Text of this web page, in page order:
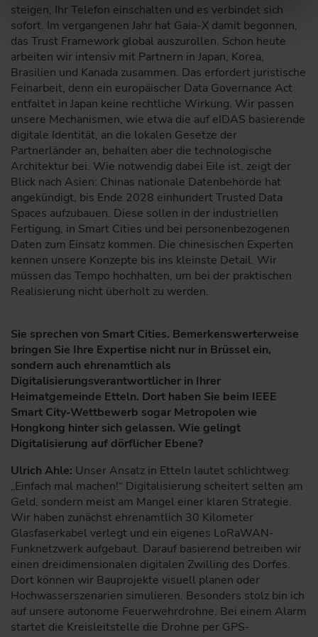
steigen, Ihr Telefon einschalten und es verbindet sich
sofort. Im vergangenen Jahr hat Gaia-X damit begonnen,
das Trust Framework global auszurollen. Schon heute
arbeiten wir intensiv mit Partnern in Japan, Korea,
Brasilien und Kanada zusammen. Das erfordert juristische
Feinarbeit, denn ein europäischer Data Governance Act
entfaltet in Japan keine rechtliche Wirkung. Wir passen
unsere Mechanismen, wie etwa die auf eIDAS basierende
digitale Identität, an die lokalen Gesetze der
Partnerländer an, behalten aber die technologische
Architektur bei. Wie notwendig dabei Eile ist, zeigt der
Blick nach Asien: Chinas nationale Datenbehörde hat
angekündigt, bis Ende 2028 einhundert Trusted Data
Spaces aufzubauen. Diese sollen in der industriellen
Fertigung, in Smart Cities und bei personenbezogenen
Daten zum Einsatz kommen. Die chinesischen Experten
kennen unsere Konzepte bis ins kleinste Detail. Wir
müssen das Tempo hochhalten, um bei der praktischen
Realisierung nicht überholt zu werden.
Sie sprechen von Smart Cities. Bemerkenswerterweise
bringen Sie Ihre Expertise nicht nur in Brüssel ein,
sondern auch ehrenamtlich als
Digitalisierungsverantwortlicher in Ihrer
Heimatgemeinde Etteln. Dort haben Sie beim IEEE
Smart City-Wettbewerb sogar Metropolen wie
Hongkong hinter sich gelassen. Wie gelingt
Digitalisierung auf dörflicher Ebene?
Ulrich Ahle: Unser Ansatz in Etteln lautet schlichtweg:
„Einfach mal machen!“ Digitalisierung scheitert selten am
Geld, sondern meist am Mangel einer klaren Strategie.
Wir haben zunächst ehrenamtlich 30 Kilometer
Glasfaserkabel verlegt und ein eigenes LoRaWAN-
Funknetzwerk aufgebaut. Darauf basierend betreiben wir
einen dreidimensionalen digitalen Zwilling des Dorfes.
Dort können wir Bauprojekte visuell planen oder
Hochwasserszenarien simulieren. Besonders stolz bin ich
auf unsere autonome Feuerwehrdrohne. Bei einem Alarm
startet die Kreisleitstelle die Drohne per GPS-